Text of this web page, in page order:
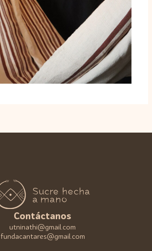
Contáctanos
utninathi@gmail.com
fundacantares@gmail.com